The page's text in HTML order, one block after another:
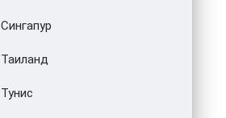
Сингапур
Таиланд
Тунис